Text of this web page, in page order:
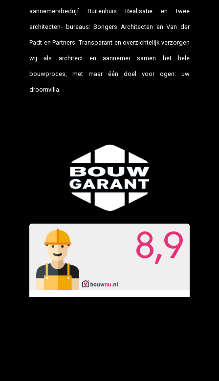
aannemersbedrijf Buitenhuis Realisatie en twee
architecten- bureaus: Bongers Architecten en Van der
Padt en Partners. Transparant en overzichtelijk verzorgen
wij als architect en aannemer samen het hele
bouwproces, met maar één doel voor ogen: uw
droomvilla.